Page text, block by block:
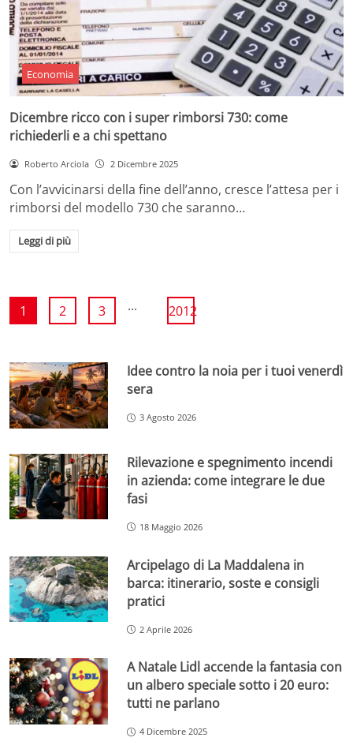
Economia
Dicembre ricco con i super rimborsi 730: come
richiederli e a chi spettano
Roberto Arciola 2 Dicembre 2025
Con l’avvicinarsi della fine dell’anno, cresce l’attesa per i
rimborsi del modello 730 che saranno…
Leggi di più
1 2 3 ... 2012
Idee contro la noia per i tuoi venerdì
sera
3 Agosto 2026
Rilevazione e spegnimento incendi
in azienda: come integrare le due
fasi
18 Maggio 2026
Arcipelago di La Maddalena in
barca: itinerario, soste e consigli
pratici
2 Aprile 2026
A Natale Lidl accende la fantasia con
un albero speciale sotto i 20 euro:
tutti ne parlano
4 Dicembre 2025